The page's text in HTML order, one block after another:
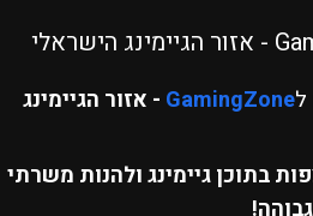
לGamingZone - אזור הגיימינג
בתוכן גיימינג ולהנות משרתי